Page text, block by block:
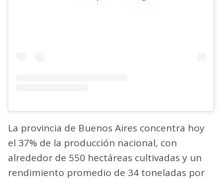
La provincia de Buenos Aires concentra hoy
el 37% de la producción nacional, con
alrededor de 550 hectáreas cultivadas y un
rendimiento promedio de 34 toneladas por